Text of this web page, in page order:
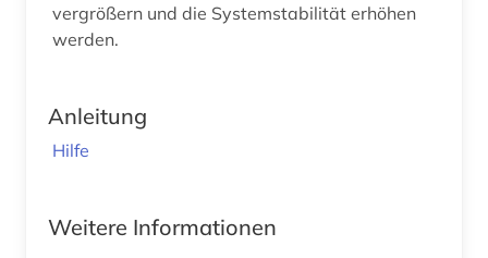
vergrößern und die Systemstabilität erhöhen
werden.
Anleitung
Hilfe
Weitere Informationen